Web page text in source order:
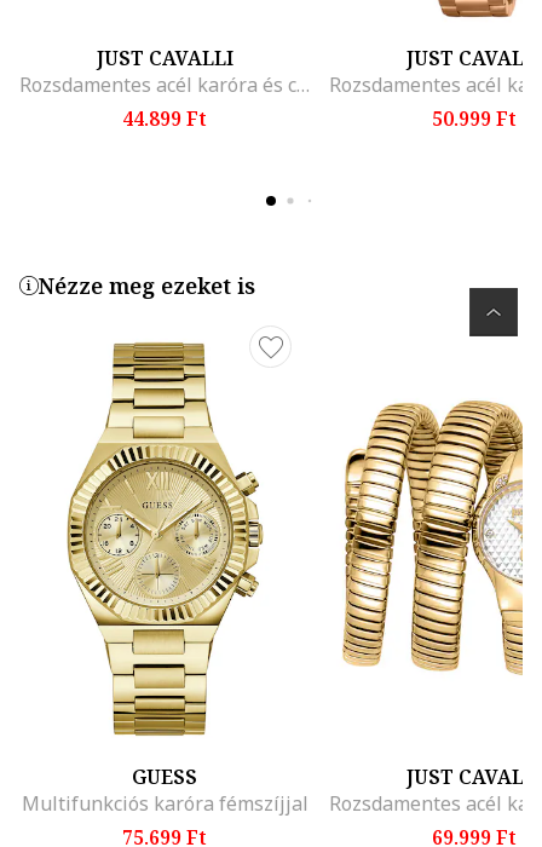
JUST CAVALLI
Rozsdamentes acél karóra és cirkóniával díszített karkötő szett
44.899 Ft
JUST CAVALLI
50.999 Ft
Nézze meg ezeket is
GUESS
Multifunkciós karóra fémszíjjal
75.699 Ft
JUST CAVALLI
69.999 Ft